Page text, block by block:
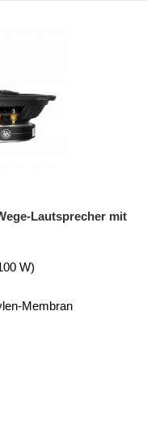
Lautsprecher mit
W)
Membran